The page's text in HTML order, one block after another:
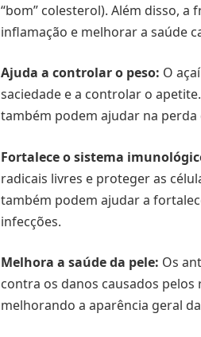
“bom” colesterol). Além disso,
inflamação e melhorar a saúde
Ajuda a controlar o peso: O
saciedade e a controlar o
também podem ajudar na perda
Fortalece o sistema
radicais livres e proteger as
também podem ajudar a
infecções.
Melhora a saúde da pele: Os
contra os danos causados
melhorando a aparência geral